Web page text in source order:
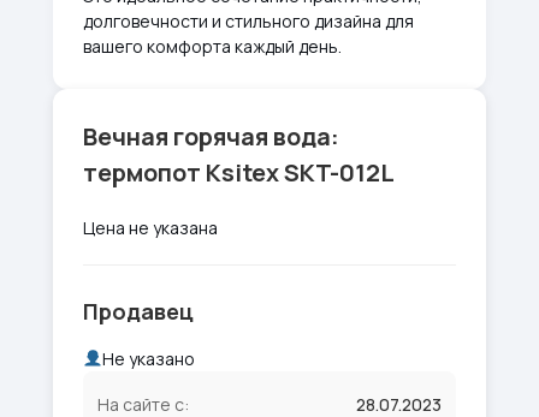
долговечности и стильного дизайна для
вашего комфорта каждый день.
Вечная горячая вода:
термопот Ksitex SKT-012L
Цена не указана
Продавец
Не указано
На сайте с:
28.07.2023